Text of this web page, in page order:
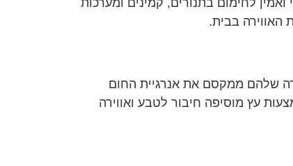
לחימום בתנורים, קמינים ומערכות
האווירה בבית.
שלהם ממקסם את אנרגיית החום
עץ מוסיפה חיבור לטבע ואווירה